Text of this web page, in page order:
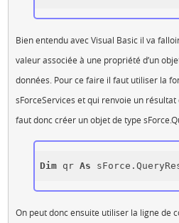
Bien entendu avec Visual Basic il va
valeur associée à une propriété d’un
données. Pour ce faire il faut utiliser la
sForceServices et qui renvoie un résultat
faut donc créer un objet de type
Dim qr As
On peut donc ensuite utiliser la ligne de